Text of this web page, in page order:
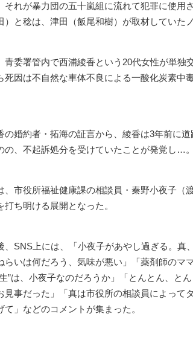
それが暴力団の五十嵐組に流れて犯罪に使用
）と稔は、津田（飯尾和樹）が取材していた
委署管内で西浦綾香という20代女性が単独
死因は不自然な車体不良による一酸化炭素中
婚約者・拓海の証言から、綾香は3年前に
の、不起訴処分を受けていたことが発覚し…。
市役所福祉健康課の相談員・秦野小夜子（
打ち明ける展開となった。
SNS上には、「小夜子があやし過ぎる。真
らいは何だろう、気味が悪い」「薬剤師のマ
”は、小夜子なのだろうか」「とんとん、と
見事だった」「真は市役所の相談員によって
て」などのコメントが集まった。